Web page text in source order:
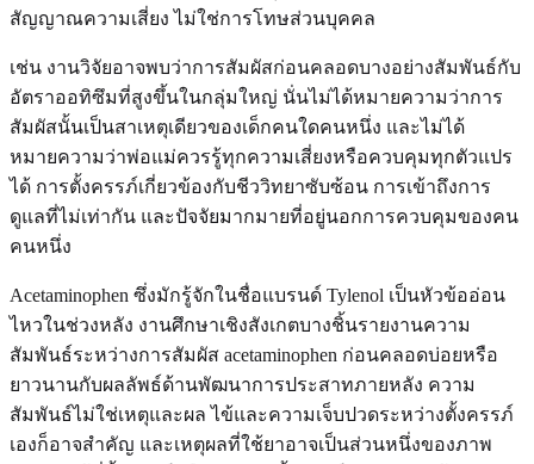
สัญญาณความเสี่ยง ไม่ใช่การโทษส่วนบุคคล
เช่น งานวิจัยอาจพบว่าการสัมผัสก่อนคลอดบางอย่างสัมพันธ์กับ
อัตราออทิซึมที่สูงขึ้นในกลุ่มใหญ่ นั่นไม่ได้หมายความว่าการ
สัมผัสนั้นเป็นสาเหตุเดียวของเด็กคนใดคนหนึ่ง และไม่ได้
หมายความว่าพ่อแม่ควรรู้ทุกความเสี่ยงหรือควบคุมทุกตัวแปร
ได้ การตั้งครรภ์เกี่ยวข้องกับชีววิทยาซับซ้อน การเข้าถึงการ
ดูแลที่ไม่เท่ากัน และปัจจัยมากมายที่อยู่นอกการควบคุมของคน
คนหนึ่ง
Acetaminophen ซึ่งมักรู้จักในชื่อแบรนด์ Tylenol เป็นหัวข้ออ่อน
ไหวในช่วงหลัง งานศึกษาเชิงสังเกตบางชิ้นรายงานความ
สัมพันธ์ระหว่างการสัมผัส acetaminophen ก่อนคลอดบ่อยหรือ
ยาวนานกับผลลัพธ์ด้านพัฒนาการประสาทภายหลัง ความ
สัมพันธ์ไม่ใช่เหตุและผล ไข้และความเจ็บปวดระหว่างตั้งครรภ์
เองก็อาจสำคัญ และเหตุผลที่ใช้ยาอาจเป็นส่วนหนึ่งของภาพ